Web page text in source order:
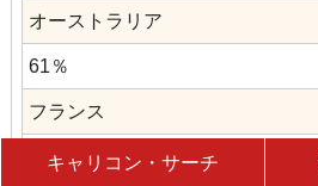
キャリコン・サーチ
オーストラリア
61％
フランス
58％